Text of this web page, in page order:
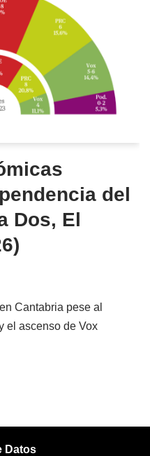
del
Dos, El
Cantabria pese al
el ascenso de Vox
Datos